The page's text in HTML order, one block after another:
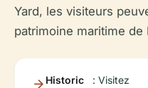
Yard, les visiteurs
patrimoine maritime
Historic
: Visitez